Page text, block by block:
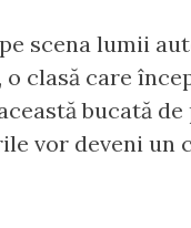
scena lumii
clasă care
bucată
vor deveni